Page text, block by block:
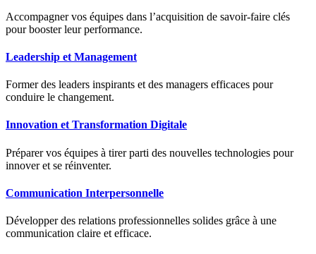
Accompagner vos équipes dans l’acquisition de savoir-faire clés
pour booster leur performance.
Leadership et Management
Former des leaders inspirants et des managers efficaces pour
conduire le changement.
Innovation et Transformation Digitale
Préparer vos équipes à tirer parti des nouvelles technologies pour
innover et se réinventer.
Communication Interpersonnelle
Développer des relations professionnelles solides grâce à une
communication claire et efficace.